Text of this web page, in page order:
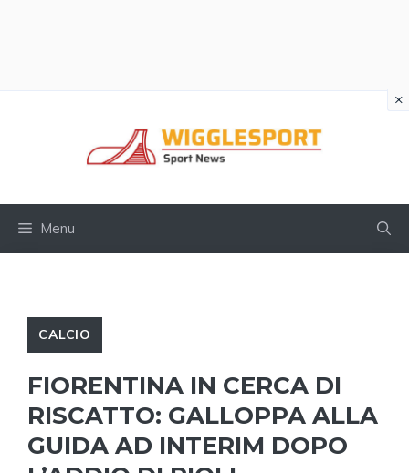
Menu
CALCIO
FIORENTINA IN CERCA DI
RISCATTO: GALLOPPA ALLA
GUIDA AD INTERIM DOPO
×